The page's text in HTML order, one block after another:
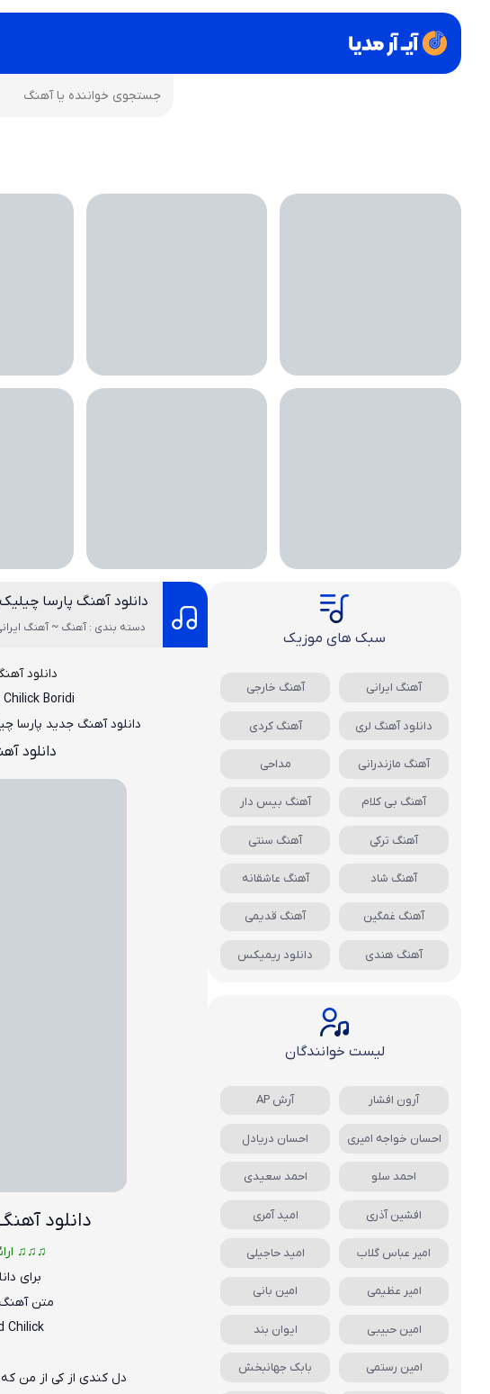
دانلود آهنگ پارسا
دسته بندی : آهنگ ~ آهنگ
دانلود
Boridi
دانلود آهنگ جدید پارسا
دانلود
دانلود
♫♫♫
برای
متن آهنگ
Chilick
دل کندی از کی از من
سبک های موزیک
آهنگ ایرانی آهنگ خارجی
دانلود آهنگ لری آهنگ کردی
آهنگ مازندرانی مداحی
آهنگ بی کلام آهنگ بیس دار
آهنگ ترکی آهنگ سنتی
آهنگ شاد آهنگ عاشقانه
آهنگ غمگین آهنگ قدیمی
آهنگ هندی دانلود ریمیکس
لیست خوانندگان
آرون افشار آرش AP
احسان خواجه امیری احسان دریادل
احمد سلو احمد سعیدی
افشین آذری امید آمری
امیر عباس گلاب امید حاجیلی
امیر عظیمی امین بانی
امین حبیبی ایوان بند
امین رستمی بابک جهانبخش